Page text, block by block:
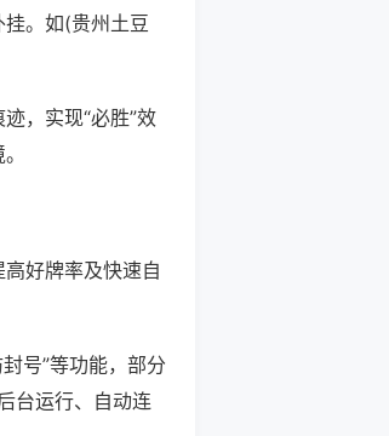
。如(贵州土豆
，实现“必胜”效
好牌率及快速自
号”等功能，部分
台运行、自动连